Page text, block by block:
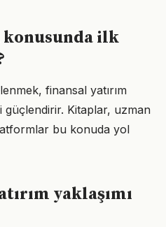
konusunda ilk
finansal yatırım
güçlendirir. Kitaplar, uzman
bu konuda yol
yaklaşımı